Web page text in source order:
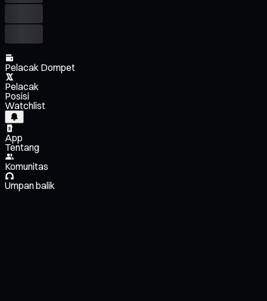
Pelacak Dompet
Pelacak
Posisi
Watchlist
App
Tentang
Komunitas
Umpan balik